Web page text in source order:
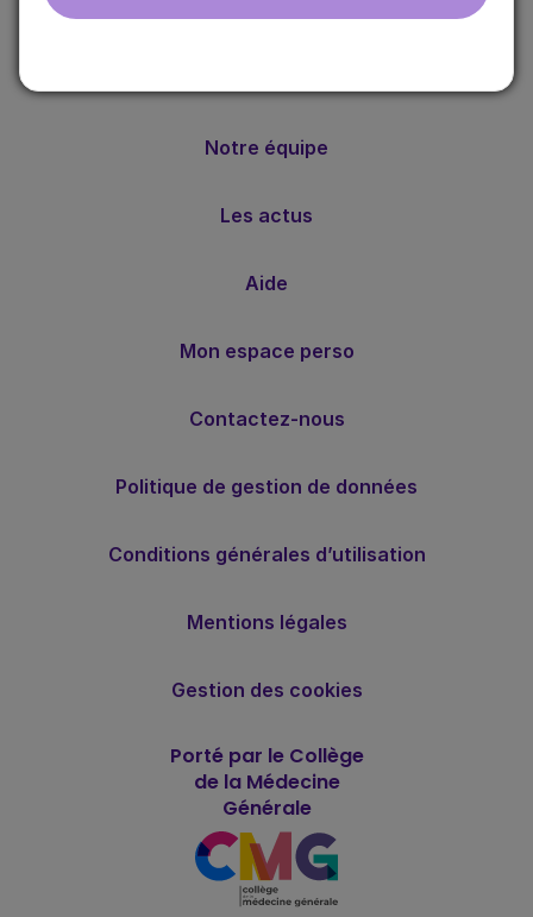
Notre équipe
Les actus
Aide
Mon espace perso
Contactez-nous
Politique de gestion de données
Conditions générales d’utilisation
Mentions légales
Gestion des cookies
Porté par le Collège
de la Médecine
Générale